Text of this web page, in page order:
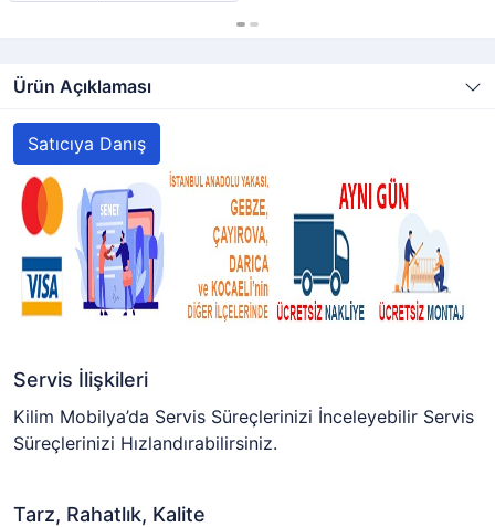
Ürün Açıklaması
Satıcıya Danış
Servis İlişkileri
Kilim Mobilya’da Servis Süreçlerinizi İnceleyebilir Servis
Süreçlerinizi Hızlandırabilirsiniz.
Tarz, Rahatlık, Kalite